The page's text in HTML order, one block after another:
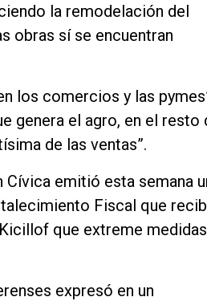
la remodelación del
obras sí se encuentran
los comercios y las
genera el agro, en el resto
de las ventas”.
Cívica emitió esta semana
Fiscal que
que extreme medidas
expresó en un